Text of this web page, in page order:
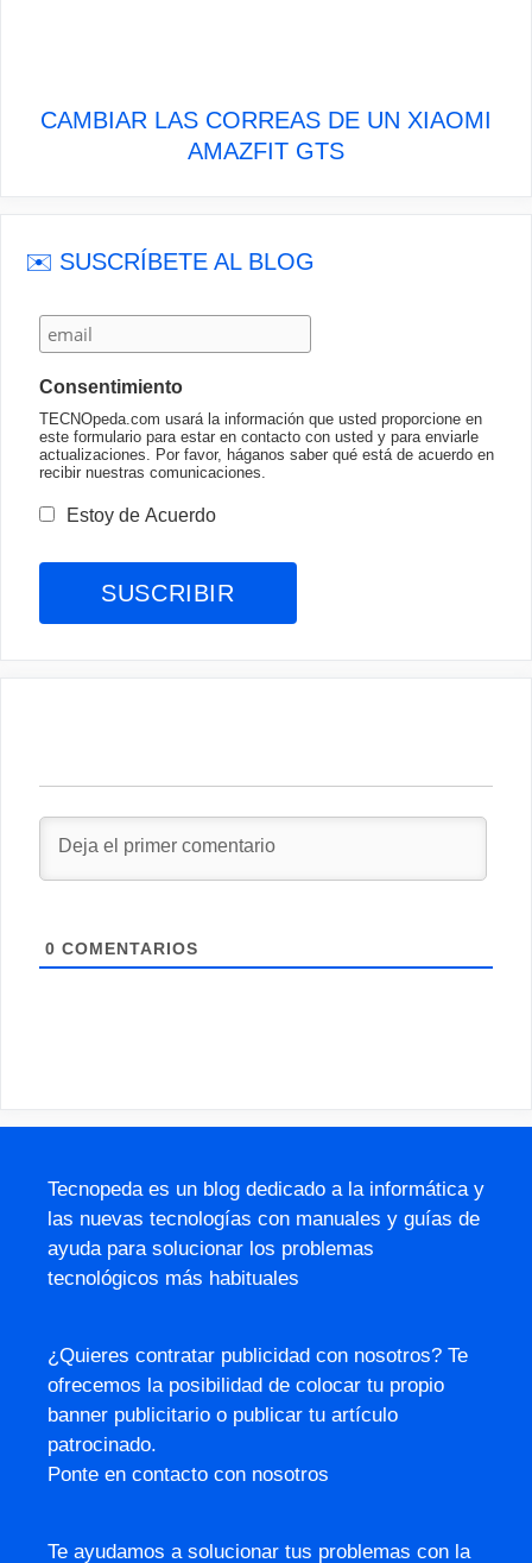
CAMBIAR LAS CORREAS DE UN XIAOMI
AMAZFIT GTS
✉️ SUSCRÍBETE AL BLOG
Consentimiento
TECNOpeda.com usará la información que usted proporcione en
este formulario para estar en contacto con usted y para enviarle
actualizaciones. Por favor, háganos saber qué está de acuerdo en
recibir nuestras comunicaciones.
Estoy de Acuerdo
0 COMENTARIOS
Tecnopeda es un blog dedicado a la informática y
las nuevas tecnologías con manuales y guías de
ayuda para solucionar los problemas
tecnológicos más habituales
¿Quieres contratar publicidad con nosotros? Te
ofrecemos la posibilidad de colocar tu propio
banner publicitario o publicar tu artículo
patrocinado.
Ponte en contacto con nosotros
Te ayudamos a solucionar tus problemas con la